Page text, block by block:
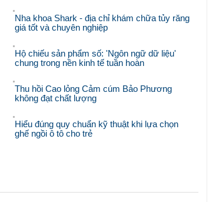
Nha khoa Shark - địa chỉ khám chữa tủy răng
giá tốt và chuyên nghiệp
Hộ chiếu sản phẩm số: 'Ngôn ngữ dữ liệu'
chung trong nền kinh tế tuần hoàn
Thu hồi Cao lỏng Cảm cúm Bảo Phương
không đạt chất lượng
Hiểu đúng quy chuẩn kỹ thuật khi lựa chọn
ghế ngồi ô tô cho trẻ